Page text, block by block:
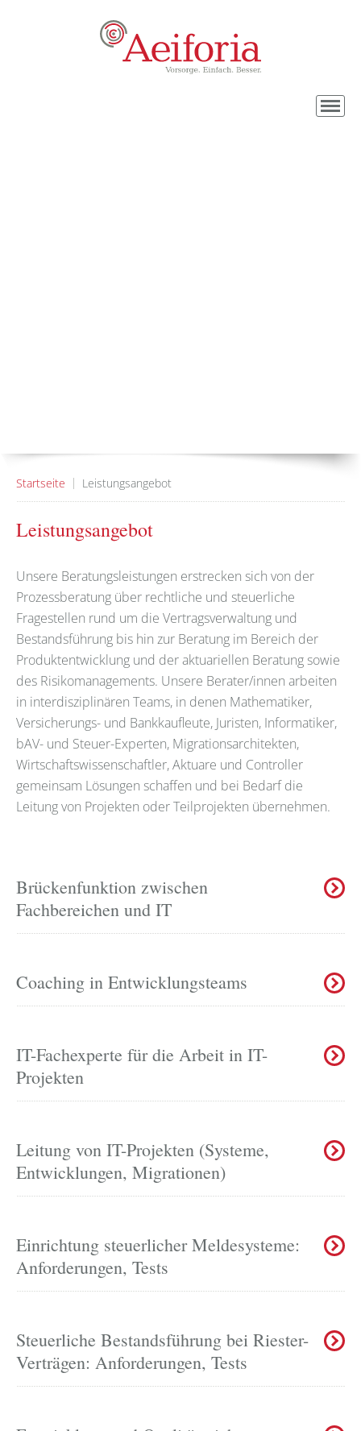
Startseite Leistungsangebot
Leistungsangebot
Unsere Beratungsleistungen erstrecken sich von der
Prozessberatung über rechtliche und steuerliche
Fragestellen rund um die Vertragsverwaltung und
Bestandsführung bis hin zur Beratung im Bereich der
Produktentwicklung und der aktuariellen Beratung sowie
des Risikomanagements. Unsere Berater/innen arbeiten
in interdisziplinären Teams, in denen Mathematiker,
Versicherungs- und Bankkaufleute, Juristen, Informatiker,
bAV- und Steuer-Experten, Migrationsarchitekten,
Wirtschaftswissenschaftler, Aktuare und Controller
gemeinsam Lösungen schaffen und bei Bedarf die
Leitung von Projekten oder Teilprojekten übernehmen.
Brückenfunktion zwischen
Fachbereichen und IT
Coaching in Entwicklungsteams
IT-Fachexperte für die Arbeit in IT-
Projekten
Leitung von IT-Projekten (Systeme,
Entwicklungen, Migrationen)
Einrichtung steuerlicher Meldesysteme:
Anforderungen, Tests
Steuerliche Bestandsführung bei Riester-
Verträgen: Anforderungen, Tests